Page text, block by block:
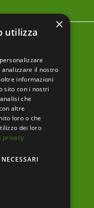
×
utilizza
il nostro
informazioni
sito con i nostri
che
altre
loro o che
dei loro
privacy